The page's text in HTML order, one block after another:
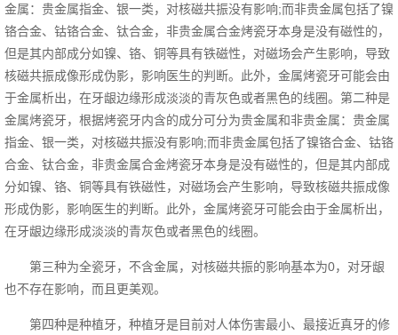
金属：贵金属指金、银一类，对核磁共振没有影响;而非贵金属包括了镍
铬合金、钴铬合金、钛合金，非贵金属合金烤瓷牙本身是没有磁性的，
但是其内部成分如镍、铬、铜等具有铁磁性，对磁场会产生影响，导致
核磁共振成像形成伪影，影响医生的判断。此外，金属烤瓷牙可能会由
于金属析出，在牙龈边缘形成淡淡的青灰色或者黑色的线圈。第二种是
金属烤瓷牙，根据烤瓷牙内含的成分可分为贵金属和非贵金属：贵金属
指金、银一类，对核磁共振没有影响;而非贵金属包括了镍铬合金、钴铬
合金、钛合金，非贵金属合金烤瓷牙本身是没有磁性的，但是其内部成
分如镍、铬、铜等具有铁磁性，对磁场会产生影响，导致核磁共振成像
形成伪影，影响医生的判断。此外，金属烤瓷牙可能会由于金属析出，
在牙龈边缘形成淡淡的青灰色或者黑色的线圈。
第三种为全瓷牙，不含金属，对核磁共振的影响基本为0，对牙龈
也不存在影响，而且更美观。
第四种是种植牙，种植牙是目前对人体伤害最小、最接近真牙的修